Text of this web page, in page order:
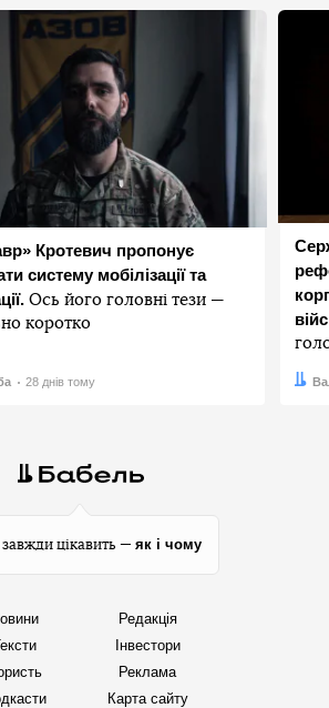
Кротевич пропонує
систему мобілізації та
Ось його головні тези —
коротко
28 днів тому Дата:
цікавить — як і чому
Редакція
Інвестори
Реклама
Карта сайту